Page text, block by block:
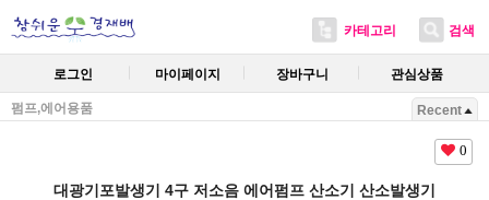
카테고리 검색
로그인 마이페이지 장바구니 관심상품
펌프,에어용품 Recent
0
대광기포발생기 4구 저소음 에어펌프 산소기 산소발생기